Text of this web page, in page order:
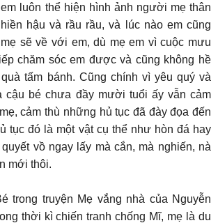
luôn thể hiện hình ảnh người mẹ thân
hậu và rầu rầu, và lúc nào em cũng
sẽ về với em, dù mẹ em vì cuộc mưu
chăm sóc em được và cũng không hề
tấm bánh. Cũng chính vì yêu quý và
cậu bé chưa đầy mười tuổi ấy vẫn cảm
cảm thù những hủ tục đã đày đọa đến
tục đó là một vật cụ thể như hòn đá hay
vồ ngay lấy mà cắn, mà nghiến, nà
mới thôi.
trong truyện Mẹ vắng nhà của Nguyễn
thời kì chiến tranh chống Mĩ, mẹ là du